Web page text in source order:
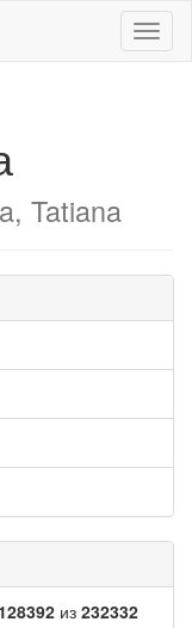
Tatiana
128392 из 232332